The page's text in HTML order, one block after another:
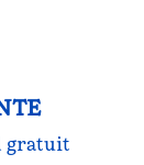
gratuit